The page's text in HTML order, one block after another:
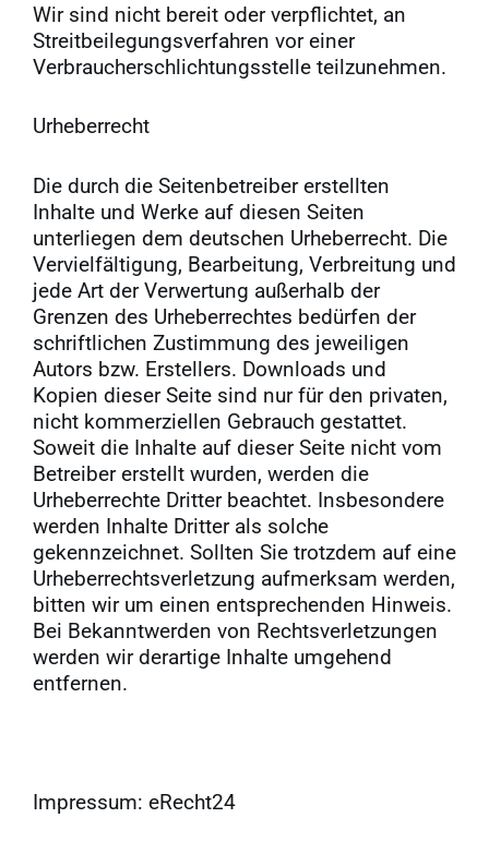
Wir sind nicht bereit oder verpflichtet, an
Streitbeilegungsverfahren vor einer
Verbraucherschlichtungsstelle teilzunehmen.
Urheberrecht
Die durch die Seitenbetreiber erstellten
Inhalte und Werke auf diesen Seiten
unterliegen dem deutschen Urheberrecht. Die
Vervielfältigung, Bearbeitung, Verbreitung und
jede Art der Verwertung außerhalb der
Grenzen des Urheberrechtes bedürfen der
schriftlichen Zustimmung des jeweiligen
Autors bzw. Erstellers. Downloads und
Kopien dieser Seite sind nur für den privaten,
nicht kommerziellen Gebrauch gestattet.
Soweit die Inhalte auf dieser Seite nicht vom
Betreiber erstellt wurden, werden die
Urheberrechte Dritter beachtet. Insbesondere
werden Inhalte Dritter als solche
gekennzeichnet. Sollten Sie trotzdem auf eine
Urheberrechtsverletzung aufmerksam werden,
bitten wir um einen entsprechenden Hinweis.
Bei Bekanntwerden von Rechtsverletzungen
werden wir derartige Inhalte umgehend
entfernen.
Impressum: eRecht24